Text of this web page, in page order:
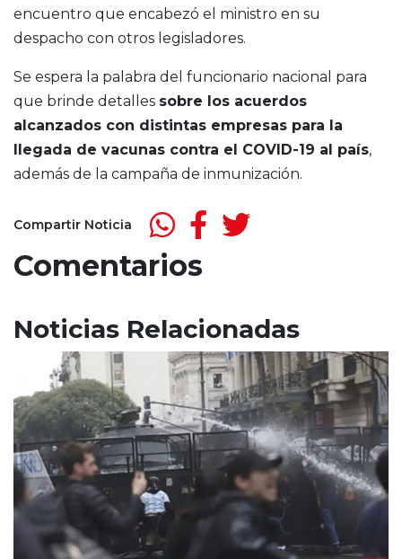
encuentro que encabezó el ministro en su
despacho con otros legisladores.
Se espera la palabra del funcionario nacional para
que brinde detalles sobre los acuerdos
alcanzados con distintas empresas para la
llegada de vacunas contra el COVID-19 al país,
además de la campaña de inmunización.
Compartir Noticia
Comentarios
Noticias Relacionadas